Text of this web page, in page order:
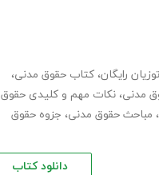
رایگان، کتاب حقوق مدنی،
مدنی، نکات مهم و کلیدی حقوق
، مباحث حقوق مدنی، جزوه حقوق
دانلود کتاب